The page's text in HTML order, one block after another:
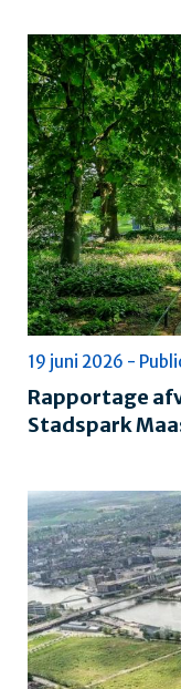
Rapportage
Stadspark
19 juni 2026 -